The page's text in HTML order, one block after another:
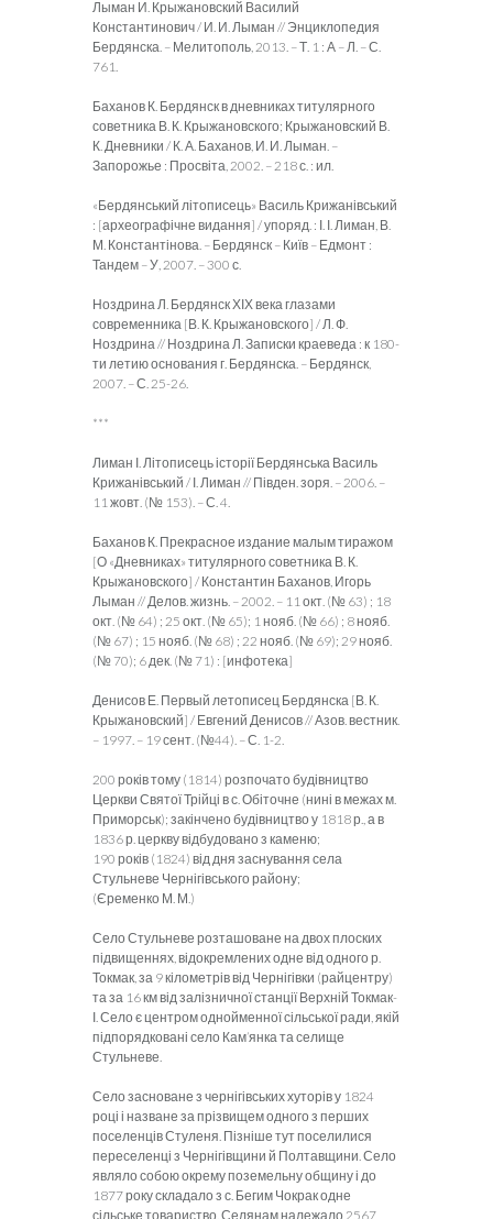
Лыман И. Крыжановский Василий
Константинович / И. И. Лыман // Энциклопедия
Бердянска. – Мелитополь, 2013. – Т. 1 : А – Л. – С.
761.
Баханов К. Бердянск в дневниках титулярного
советника В. К. Крыжановского; Крыжановский В.
К. Дневники / К. А. Баханов, И. И. Лыман. –
Запорожье : Просвіта, 2002. – 218 с. : ил.
«Бердянський літописець» Василь Крижанівський
: [археографічне видання] / упоряд. : І. І. Лиман, В.
М. Константінова. – Бердянск – Київ – Едмонт :
Тандем – У, 2007. – 300 с.
Ноздрина Л. Бердянск ХІХ века глазами
современника [В. К. Крыжановского] / Л. Ф.
Ноздрина // Ноздрина Л. Записки краеведа : к 180-
ти летию основания г. Бердянска. – Бердянск,
2007. – С. 25-26.
***
Лиман І. Літописець історії Бердянська Василь
Крижанівський / І. Лиман // Півден. зоря. – 2006. –
11 жовт. (№ 153). – С. 4.
Баханов К. Прекрасное издание малым тиражом
[О «Дневниках» титулярного советника В. К.
Крыжановского] / Константин Баханов, Игорь
Лыман // Делов. жизнь. – 2002. – 11 окт. (№ 63) ; 18
окт. (№ 64) ; 25 окт. (№ 65); 1 нояб. (№ 66) ; 8 нояб.
(№ 67) ; 15 нояб. (№ 68) ; 22 нояб. (№ 69); 29 нояб.
(№ 70); 6 дек. (№ 71) : [инфотека]
Денисов Е. Первый летописец Бердянска [В. К.
Крыжановский] / Евгений Денисов // Азов. вестник.
– 1997. – 19 сент. (№44). – С. 1-2.
200 років тому (1814) розпочато будівництво
Церкви Святої Трійці в с. Обіточне (нині в межах м.
Приморськ); закінчено будівництво у 1818 р., а в
1836 р. церкву відбудовано з каменю;
190 років (1824) від дня заснування села
Стульневе Чернігівського району;
(Єременко М. М.)
Село Стульневе розташоване на двох плоских
підвищеннях, відокремлених одне від одного р.
Токмак, за 9 кілометрів від Чернігівки (райцентру)
та за 16 км від залізничної станції Верхній Токмак-
І. Село є центром однойменної сільської ради, якій
підпорядковані село Кам’янка та селище
Стульневе.
Село засноване з чернігівських хуторів у 1824
році і назване за прізвищем одного з перших
поселенців Стуленя. Пізніше тут поселилися
переселенці з Чернігівщини й Полтавщини. Село
являло собою окрему поземельну общину і до
1877 року складало з с. Бегим Чокрак одне
сільське товариство. Селянам належало 2567